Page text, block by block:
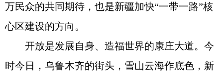
万民众的共同期待，也是新疆加快“一带一路”核
心区建设的方向。
开放是发展自身、造福世界的康庄大道。今
时今日，乌鲁木齐的街头，雪山云海作底色，新